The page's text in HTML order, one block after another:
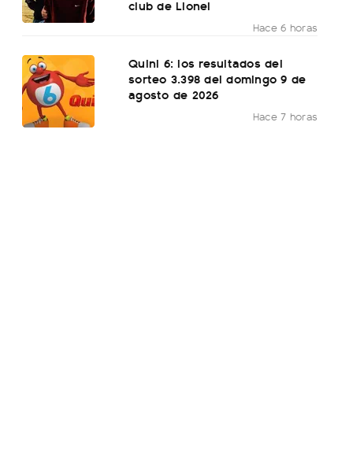
club de Lionel
Hace 6 horas
Quini 6: los resultados del
sorteo 3.398 del domingo 9 de
agosto de 2026
Hace 7 horas